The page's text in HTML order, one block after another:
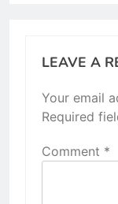
LEAVE A
Your email
Required
Comment *